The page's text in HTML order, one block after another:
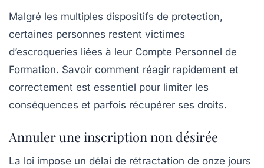
Malgré les multiples dispositifs de protection,
certaines personnes restent victimes
d’escroqueries liées à leur Compte Personnel de
Formation. Savoir comment réagir rapidement et
correctement est essentiel pour limiter les
conséquences et parfois récupérer ses droits.
Annuler une inscription non désirée
La loi impose un délai de rétractation de onze jours